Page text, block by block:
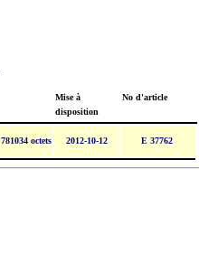
Mise à
disposition
No d'article
781034 octets 2012-10-12 E 37762